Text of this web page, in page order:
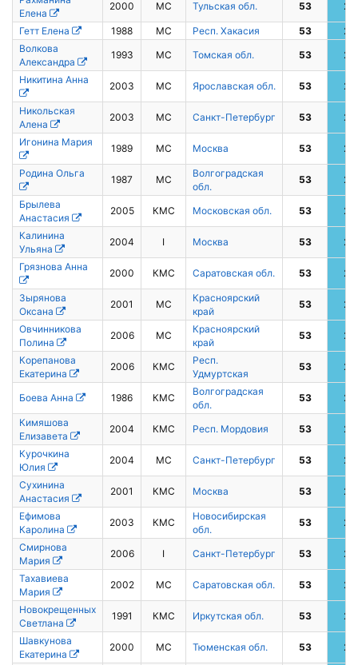
Елена
2000 МС Тульская обл. 53 2
Гетт Елена 1988 МС Респ. Хакасия 53
2
Волкова
Александра
1993 МС Томская обл. 53 2
Никитина Анна
2003 МС Ярославская обл. 53 2
Никольская
Алена
2003 МС Санкт-Петербург 53 2
Игонина Мария
1989 МС Москва 53 2
Родина Ольга
1987 МС
Волгоградская
обл.
53 2
Брылева
Анастасия
2005 КМС Московская обл. 53 2
Калинина
Ульяна
2004 I Москва 53 2
Грязнова Анна
2000 КМС Саратовская обл. 53 2
Зырянова
Оксана
2001 МС
Красноярский
край
53 2
Овчинникова
Полина
2006 МС
Красноярский
край
53 2
Корепанова
Екатерина
2006 КМС
Респ.
Удмуртская
53 2
Боева Анна 1986 КМС
Волгоградская
обл.
53 2
Кимяшова
Елизавета
2004 КМС Респ. Мордовия 53 2
Курочкина
Юлия
2004 МС Санкт-Петербург 53 2
Сухинина
Анастасия
2001 КМС Москва 53 2
Ефимова
Каролина
2003 КМС
Новосибирская
обл.
53 2
Смирнова
Мария
2006 I Санкт-Петербург 53 2
Тахавиева
Мария
2002 МС Саратовская обл. 53 2
Новокрещенных
Светлана
1991 КМС Иркутская обл. 53 2
Шавкунова
Екатерина
2000 МС Тюменская обл. 53 2